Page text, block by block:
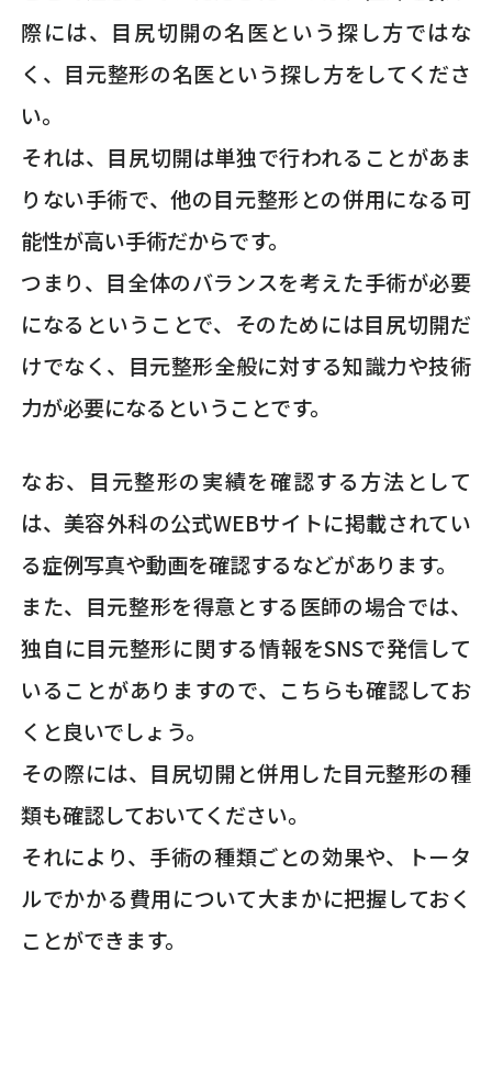
際には、目尻切開の名医という探し方ではな
く、目元整形の名医という探し方をしてくださ
い。
それは、目尻切開は単独で行われることがあま
りない手術で、他の目元整形との併用になる可
能性が高い手術だからです。
つまり、目全体のバランスを考えた手術が必要
になるということで、そのためには目尻切開だ
けでなく、目元整形全般に対する知識力や技術
力が必要になるということです。
なお、目元整形の実績を確認する方法として
は、美容外科の公式WEBサイトに掲載されてい
る症例写真や動画を確認するなどがあります。
また、目元整形を得意とする医師の場合では、
独自に目元整形に関する情報をSNSで発信して
いることがありますので、こちらも確認してお
くと良いでしょう。
その際には、目尻切開と併用した目元整形の種
類も確認しておいてください。
それにより、手術の種類ごとの効果や、トータ
ルでかかる費用について大まかに把握しておく
ことができます。